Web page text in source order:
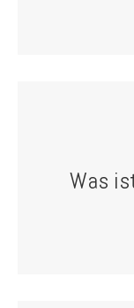
Was